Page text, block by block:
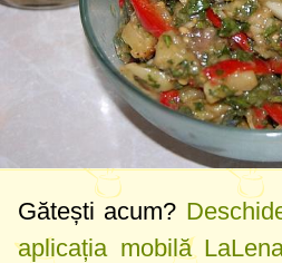
Gătești acum?
aplicația mobilă